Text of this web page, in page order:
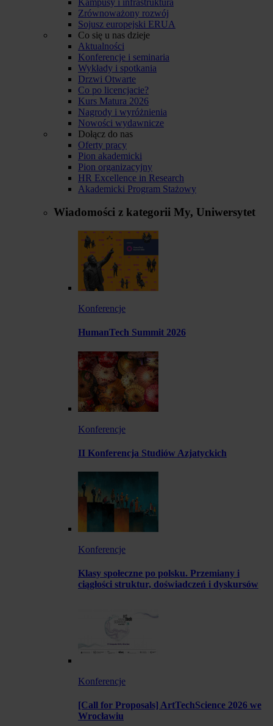
Zrównoważony rozwój
Sojusz europejski ERUA
Co się u nas dzieje
Aktualności
Konferencje i seminaria
Wykłady i spotkania
Drzwi Otwarte
Co po licencjacie?
Kurs Matura 2026
Nagrody i wyróżnienia
Nowości wydawnicze
Dołącz do nas
Oferty pracy
Pion akademicki
Pion organizacyjny
HR Excellence in Research
Akademicki Program Stażowy
Wiadomości z kategorii My, Uniwersytet
Konferencje
HumanTech Summit 2026
Konferencje
II Konferencja Studiów Azjatyckich
Konferencje
Klasy społeczne po polsku. Przemiany i
ciągłości struktur, doświadczeń i dyskursów
Konferencje
[Call for Proposals] ArtTechScience 2026 we
Wrocławiu